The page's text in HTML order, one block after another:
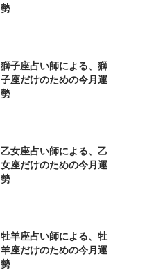
勢
獅子座占い師による、獅
子座だけのための今月運
勢
乙女座占い師による、乙
女座だけのための今月運
勢
牡羊座占い師による、牡
羊座だけのための今月運
勢